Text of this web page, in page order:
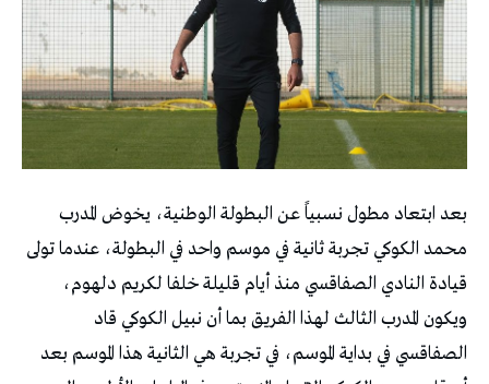
بعد ابتعاد مطول نسبياً عن البطولة الوطنية، يخوض المدرب
محمد الكوكي تجربة ثانية في موسم واحد في البطولة، عندما تولى
قيادة النادي الصفاقسي منذ أيام قليلة خلفا لكريم دلهوم،
ويكون المدرب الثالث لهذا الفريق بما أن نبيل الكوكي قاد
الصفاقسي في بداية الموسم، في تجربة هي الثانية هذا الموسم بعد